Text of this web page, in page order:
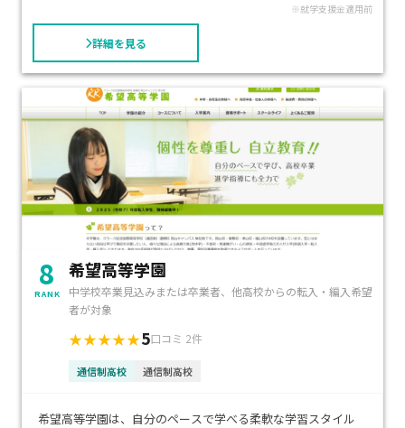
その他にも、広島大学と連携し、ソーシャルスキルを高める
「ミライズプログラム」といった特徴的な授業もあり、「考え
方のスキル」「気持ちをコントロールするスキル」などを身
につけられます。
※就学支援金適用前
詳細を見る
8
RANK
希望高等学園
中学校卒業見込みまたは卒業者、他高校からの転入・編入希望
者が対象
★★★★★5口コミ 2件
通信制高校 通信制高校
希望高等学園は、自分のペースで学べる柔軟な学習スタイル